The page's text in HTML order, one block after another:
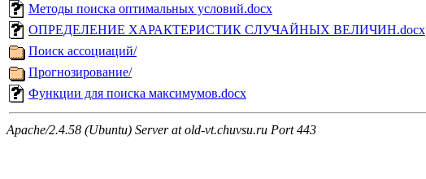
Методы поиска оптимальных условий.docx
ОПРЕДЕЛЕНИЕ ХАРАКТЕРИСТИК СЛУЧАЙНЫХ ВЕЛИЧИН.docx
Поиск ассоциаций/
Прогнозирование/
Функции для поиска максимумов.docx
Apache/2.4.58 (Ubuntu) Server at old-vt.chuvsu.ru Port 443